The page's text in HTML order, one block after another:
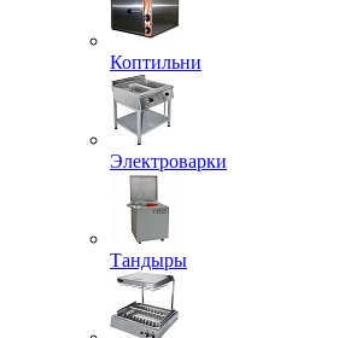
Коптильни
Электроварки
Тандыры